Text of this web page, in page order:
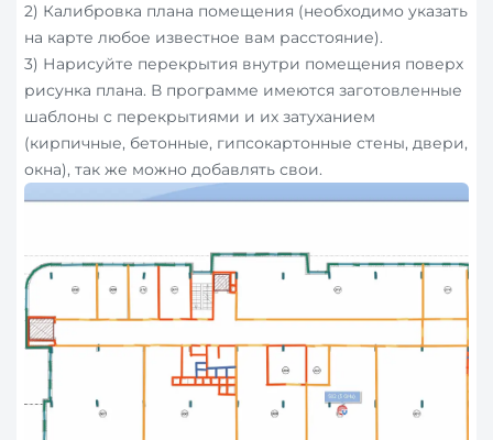
2) Калибровка плана помещения (необходимо указать
на карте любое известное вам расстояние).
3) Нарисуйте перекрытия внутри помещения поверх
рисунка плана. В программе имеются заготовленные
шаблоны с перекрытиями и их затуханием
(кирпичные, бетонные, гипсокартонные стены, двери,
окна), так же можно добавлять свои.